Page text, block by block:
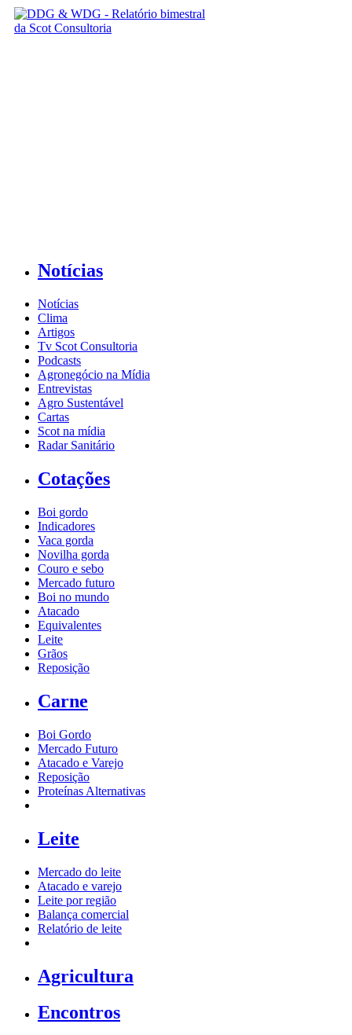
Notícias
Notícias
Clima
Artigos
Tv Scot Consultoria
Podcasts
Agronegócio na Mídia
Entrevistas
Agro Sustentável
Cartas
Scot na mídia
Radar Sanitário
Cotações
Boi gordo
Indicadores
Vaca gorda
Novilha gorda
Couro e sebo
Mercado futuro
Boi no mundo
Atacado
Equivalentes
Leite
Grãos
Reposição
Carne
Boi Gordo
Mercado Futuro
Atacado e Varejo
Reposição
Proteínas Alternativas
Leite
Mercado do leite
Atacado e varejo
Leite por região
Balança comercial
Relatório de leite
Agricultura
Encontros